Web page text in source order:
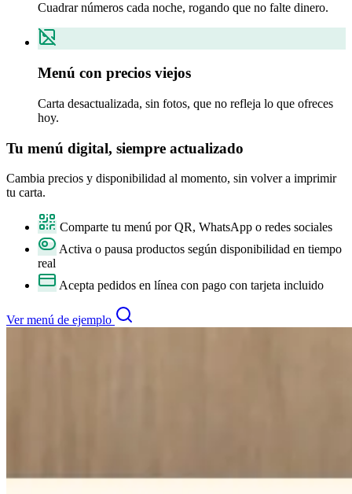
Cuadrar números cada noche, rogando que no falte dinero.
Menú con precios viejos
Carta desactualizada, sin fotos, que no refleja lo que ofreces
hoy.
Tu menú digital, siempre actualizado
Cambia precios y disponibilidad al momento, sin volver a imprimir
tu carta.
Comparte tu menú por QR, WhatsApp o redes sociales
Activa o pausa productos según disponibilidad en tiempo
real
Acepta pedidos en línea con pago con tarjeta incluido
Ver menú de ejemplo